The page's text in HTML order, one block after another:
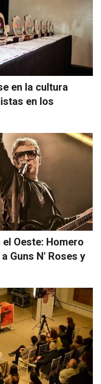
en la cultura
en los
Oeste: Homero
Guns N' Roses y